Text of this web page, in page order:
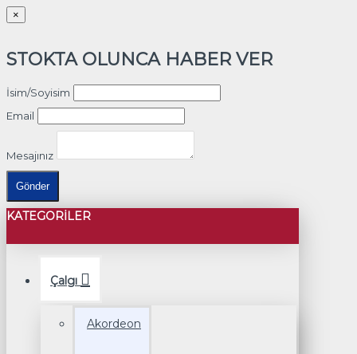
×
STOKTA OLUNCA HABER VER
İsim/Soyisim
Email
Mesajınız
Gönder
KATEGORILER
Çalgı
Akordeon